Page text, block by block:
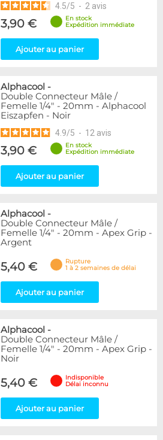
4.5/5 - 2 avis
3,90 €
En stock
Expédition immédiate
Ajouter au panier
Alphacool -
Double Connecteur Mâle /
Femelle 1/4" - 20mm - Alphacool
Eiszapfen - Noir
4.9/5 - 12 avis
3,90 €
En stock
Expédition immédiate
Ajouter au panier
Alphacool -
Double Connecteur Mâle /
Femelle 1/4" - 20mm - Apex Grip -
Argent
5,40 €
Rupture
1 à 2 semaines de délai
Ajouter au panier
Alphacool -
Double Connecteur Mâle /
Femelle 1/4" - 20mm - Apex Grip -
Noir
5,40 €
Indisponible
Délai inconnu
Ajouter au panier